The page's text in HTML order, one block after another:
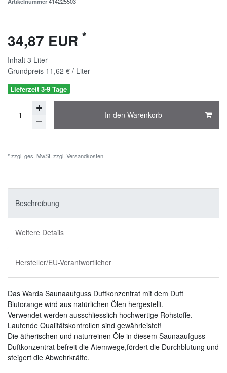
34,87 EUR *
Inhalt 3 Liter
Grundpreis 11,62 € / Liter
Lieferzeit 3-9 Tage
In den Warenkorb
* zzgl. ges. MwSt. zzgl. Versandkosten
Beschreibung
Weitere Details
Hersteller/EU-Verantwortlicher
Das Warda Saunaaufguss Duftkonzentrat mit dem Duft
Blutorange wird aus natürlichen Ölen hergestellt.
Verwendet werden ausschliesslich hochwertige Rohstoffe.
Laufende Qualitätskontrollen sind gewährleistet!
Die ätherischen und naturreinen Öle in diesem Saunaaufguss
Duftkonzentrat befreit die Atemwege,fördert die Durchblutung und
steigert die Abwehrkräfte.